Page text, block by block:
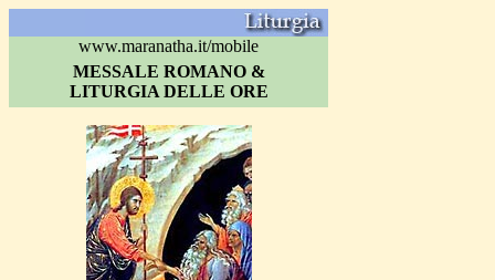
www.maranatha.it/mobile
MESSALE ROMANO &
LITURGIA DELLE ORE